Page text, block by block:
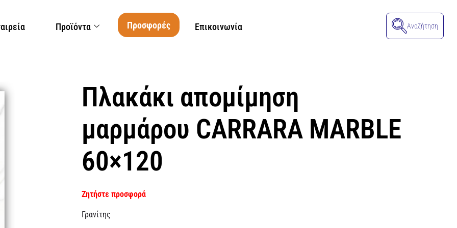
Προϊόντα Προσφορές Επικοινωνία Αναζήτηση
Πλακάκι απομίμηση
μαρμάρου CARRARA MARBLE
60×120
Ζητήστε προσφορά
Γρανίτης